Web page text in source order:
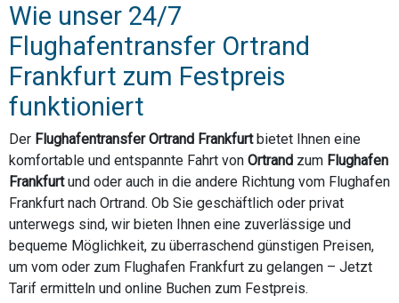
Wie unser 24/7
Flughafentransfer Ortrand
Frankfurt zum Festpreis
funktioniert
Der Flughafentransfer Ortrand Frankfurtbietet Ihnen eine
komfortable und entspannte Fahrt von Ortrand zum Flughafen
Frankfurtund oder auch in die andere Richtung vom Flughafen
Frankfurt nach Ortrand. Ob Sie geschäftlich oder privat
unterwegs sind, wir bieten Ihnen eine zuverlässige und
bequeme Möglichkeit, zu überraschend günstigen Preisen,
um vom oder zum Flughafen Frankfurt zu gelangen – Jetzt
Tarif ermitteln und online Buchen zum Festpreis.